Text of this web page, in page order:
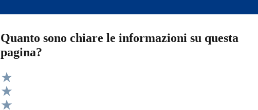
Quanto sono chiare le informazioni su questa
pagina?
Valuta 5 stelle su 5
Valuta 4 stelle su 5